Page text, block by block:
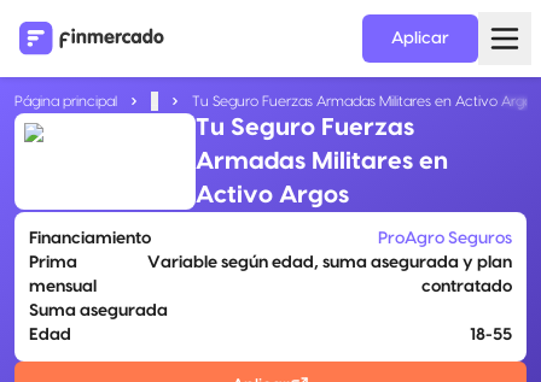
Aplicar
Página principal Tu Seguro Fuerzas Armadas Militares en Activo Argos
Tu Seguro Fuerzas
Armadas Militares en
Activo Argos
Financiamiento
ProAgro Seguros
Prima
mensual
Variable según edad, suma asegurada y plan
contratado
Suma asegurada
Edad
18-55